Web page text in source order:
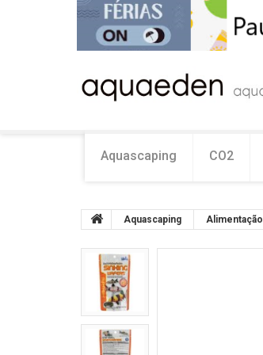
Aquascaping CO2
Aquascaping Alimentação